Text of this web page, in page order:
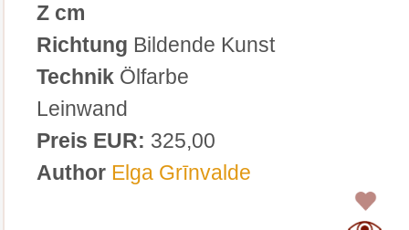
Z cm
Richtung Bildende Kunst
Technik Ölfarbe
Leinwand
Preis EUR: 325,00
Author Elga Grīnvalde